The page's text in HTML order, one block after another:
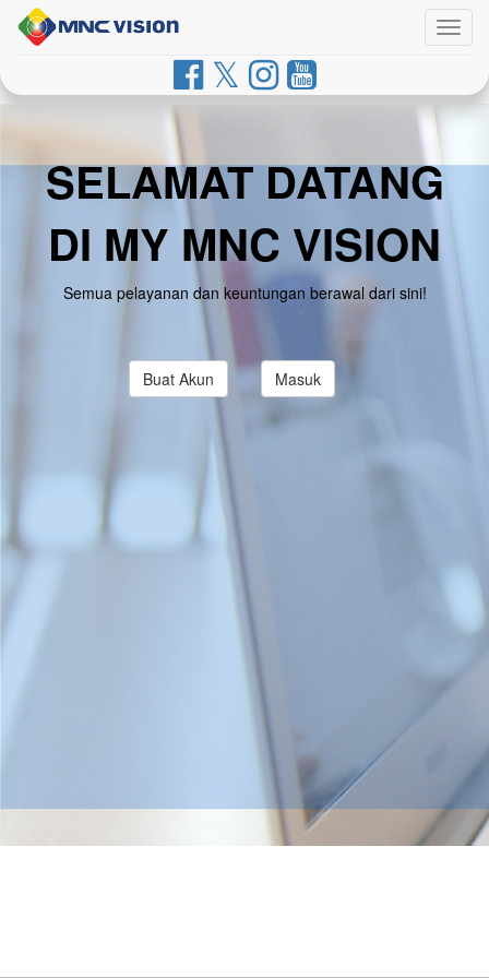
SELAMAT DATANG
DI MY MNC VISION
Semua pelayanan dan keuntungan berawal dari sini!
Buat Akun Masuk